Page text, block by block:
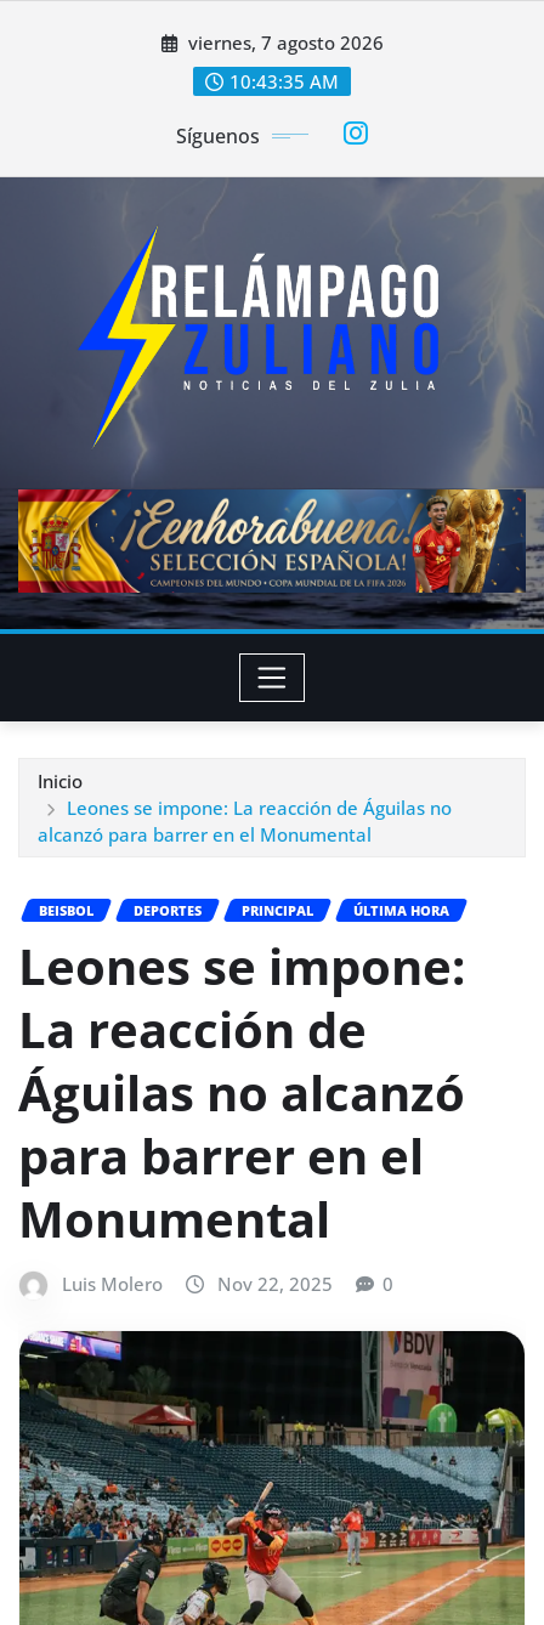
viernes, 7 agosto 2026
10:43:38 AM
Síguenos
Inicio
Leones se impone: La reacción de Águilas no
alcanzó para barrer en el Monumental
BEISBOL DEPORTES PRINCIPAL ÚLTIMA HORA
Leones se impone:
La reacción de
Águilas no alcanzó
para barrer en el
Monumental
Luis Molero Nov 22, 2025 0